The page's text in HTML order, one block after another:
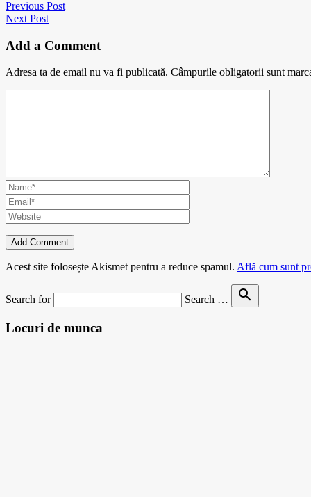
Previous Post
Next Post
Add a Comment
Adresa ta de email nu va fi publicată. Câmpurile obligatorii sunt
Acest site folosește Akismet pentru a reduce spamul. Află cum sunt
Search for Search … search
Locuri de munca